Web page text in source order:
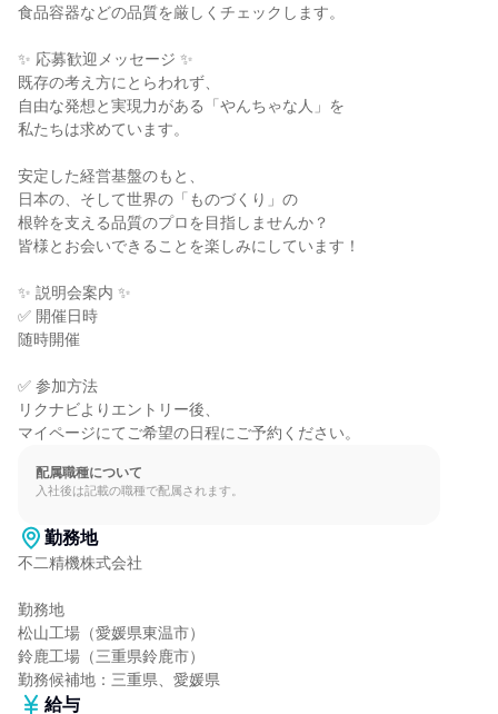
食品容器などの品質を厳しくチェックします。
✨ 応募歓迎メッセージ ✨
既存の考え方にとらわれず、
自由な発想と実現力がある「やんちゃな人」を
私たちは求めています。
安定した経営基盤のもと、
日本の、そして世界の「ものづくり」の
根幹を支える品質のプロを目指しませんか？
皆様とお会いできることを楽しみにしています！
✨ 説明会案内 ✨
✅ 開催日時
随時開催
✅ 参加方法
リクナビよりエントリー後、
マイページにてご希望の日程にご予約ください。
配属職種について
入社後は記載の職種で配属されます。
勤務地
不二精機株式会社
勤務地
松山工場（愛媛県東温市）
鈴鹿工場（三重県鈴鹿市）
勤務候補地：三重県、愛媛県
給与